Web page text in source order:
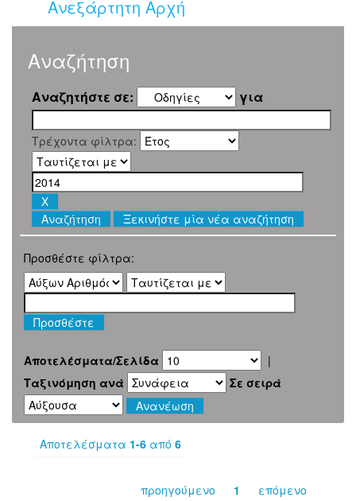
Ανεξάρτητη Αρχή
Αναζήτηση
Αναζητήστε σε: για
Τρέχοντα φίλτρα:
Ξεκινήστε μία νέα αναζήτηση
Προσθέστε φίλτρα:
Αποτελέσματα/Σελίδα
|
Ταξινόμηση ανά
Σε σειρά
Αποτελέσματα 1-6 από 6
προηγούμενο 1 επόμενο